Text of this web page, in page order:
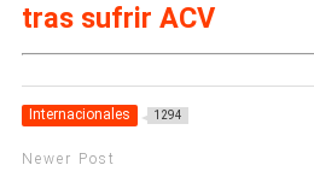
tras sufrir ACV
Internacionales 1294
Newer Post